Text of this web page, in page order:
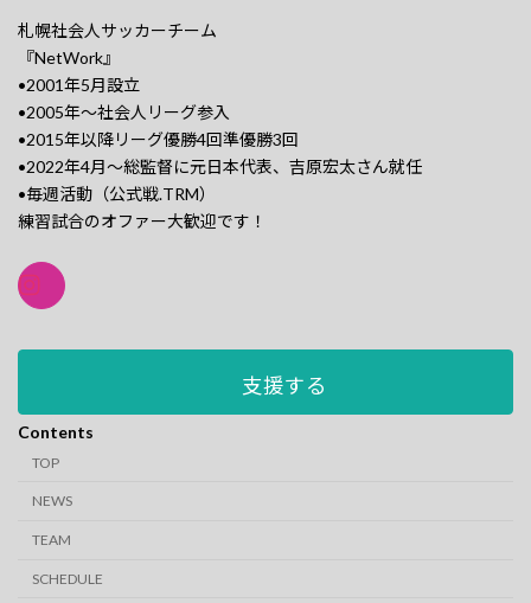
札幌社会人サッカーチーム
『NetWork』
•2001年5月設立
•2005年〜社会人リーグ参入
•2015年以降リーグ優勝4回準優勝3回
•2022年4月〜総監督に元日本代表、吉原宏太さん就任
•毎週活動（公式戦.TRM）
練習試合のオファー大歓迎です！
支援する
Contents
TOP
NEWS
TEAM
SCHEDULE